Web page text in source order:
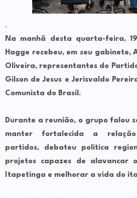
.
Na manhã desta quarta-feira,
Hagge recebeu, em seu gabinete,
Oliveira, representantes do
Gilson de Jesus e Jerisvaldo
Comunista do Brasil.
Durante a reunião, o grupo falou
manter fortalecida a
partidos, debateu política
projetos capazes de alavancar
Itapetinga e melhorar a vida do